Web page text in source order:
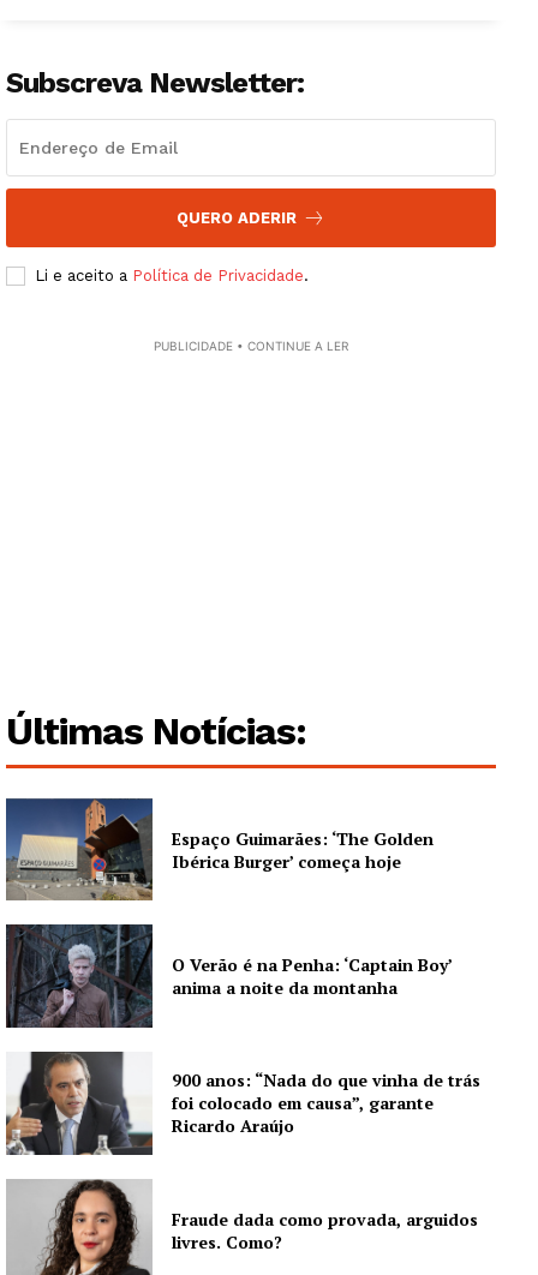
Guimarães, agora!
SUBSCREVA JÁ!
Institucional
Subscreva Newsletter:
QUERO ADERIR
Li e aceito a Política de Privacidade.
PUBLICIDADE • CONTINUE A LER
Últimas Notícias:
Espaço Guimarães: ‘The Golden
Ibérica Burger’ começa hoje
O Verão é na Penha: ‘Captain Boy’
anima a noite da montanha
900 anos: “Nada do que vinha de trás
foi colocado em causa”, garante
Ricardo Araújo
Fraude dada como provada, arguidos
livres. Como?